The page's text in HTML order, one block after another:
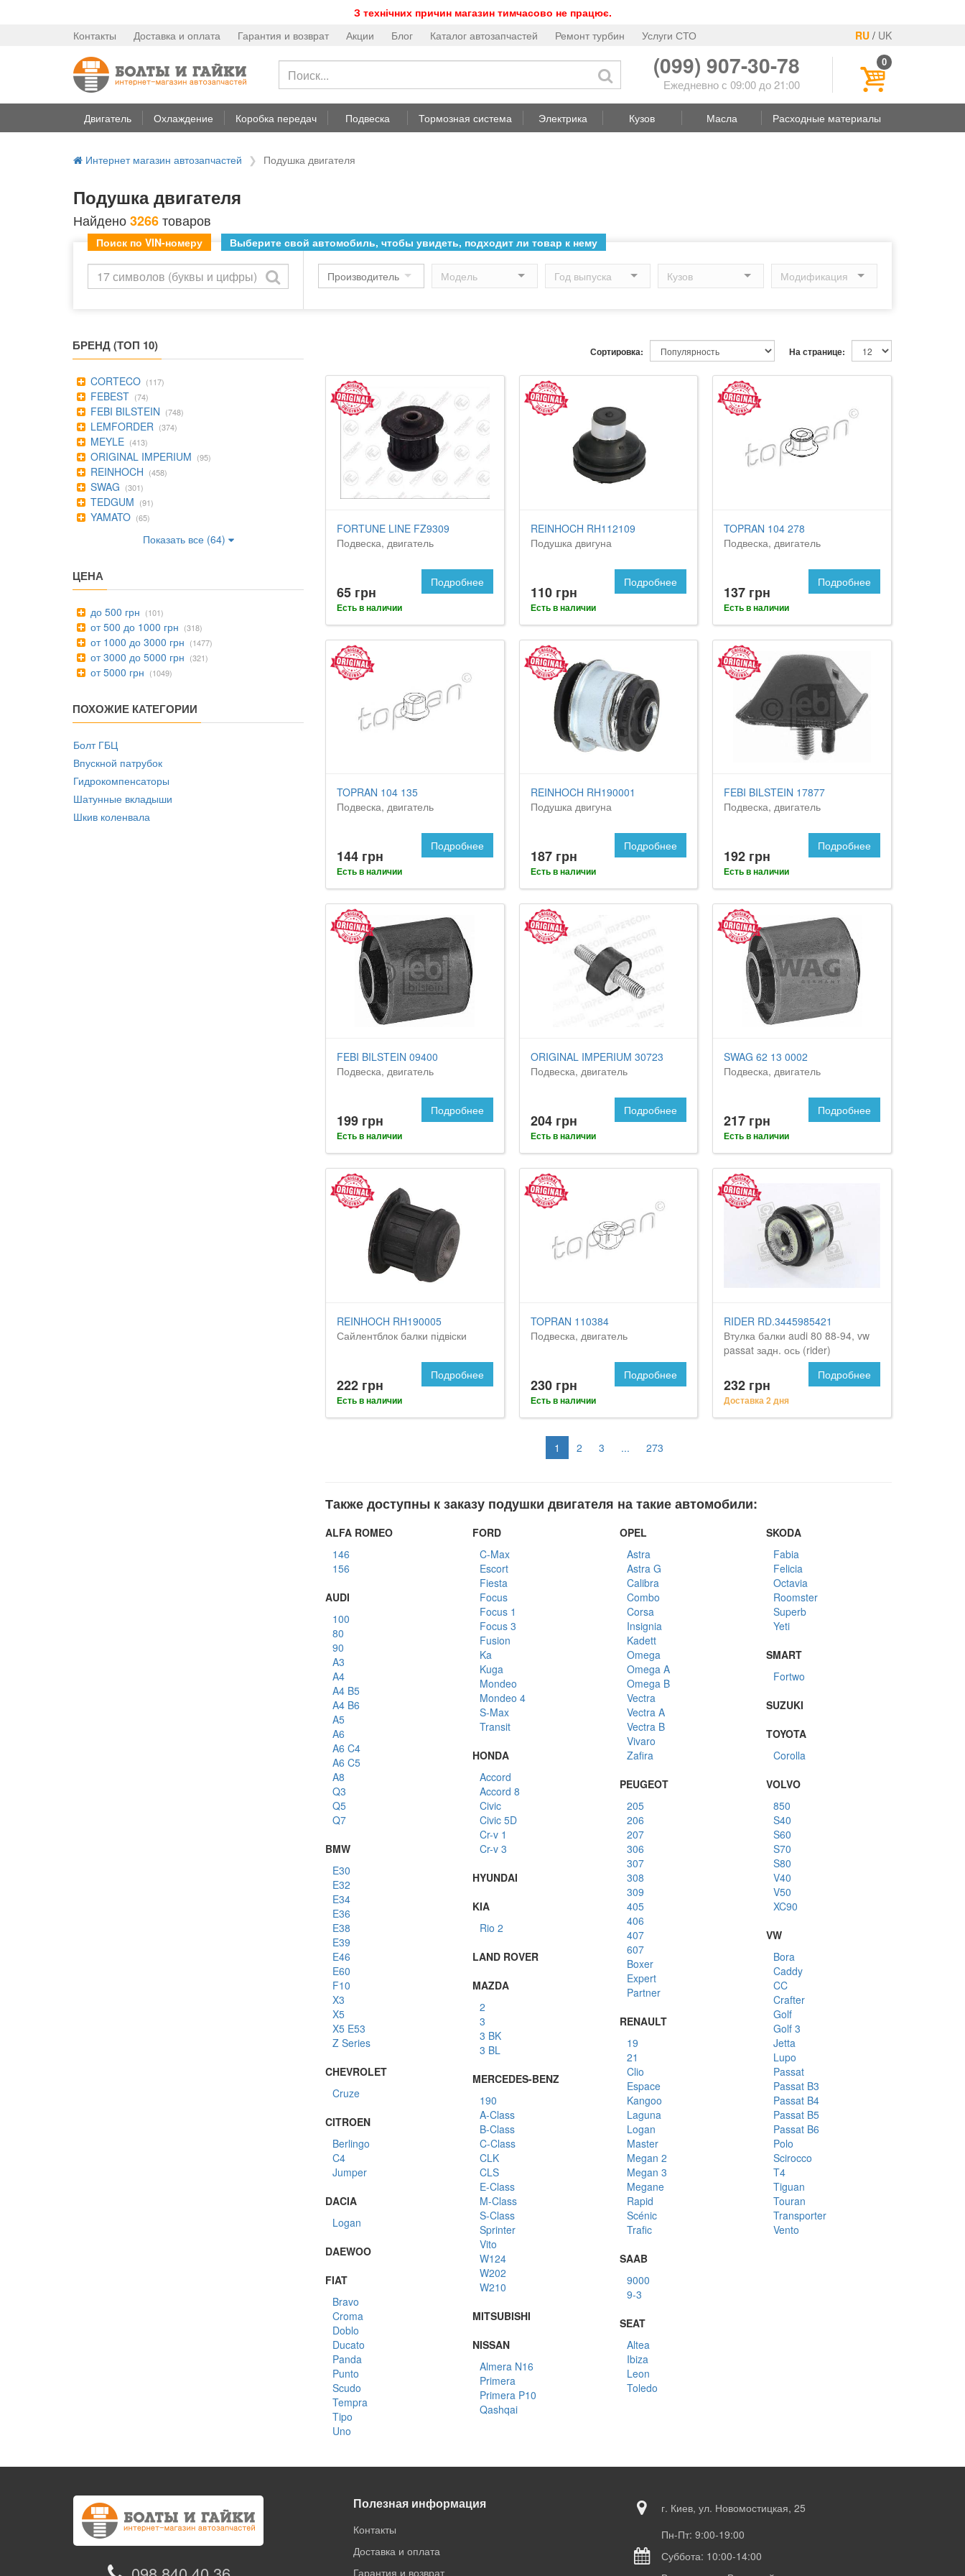
З технічних причин магазин тимчасово не працює.
RU / UK
Контакты Доставка и оплата Гарантия и возврат Акции Блог Каталог автозапчастей Ремонт турбин Услуги СТО
(099) 907-30-78
Ежедневно с 09:00 до 21:00
0
Двигатель Охлаждение Коробка передач Подвеска Тормозная система Электрика Кузов Масла Расходные материалы
Интернет магазин автозапчастей Подушка двигателя
Подушка двигателя
Найдено3266товаров
Поиск по VIN-номеру Выберите свой автомобиль, чтобы увидеть, подходит ли товар к нему
БРЕНД (ТОП 10)
CORTECO (117)
FEBEST (74)
FEBI BILSTEIN (748)
LEMFORDER (374)
MEYLE (413)
ORIGINAL IMPERIUM (95)
REINHOCH (458)
SWAG (301)
TEDGUM (91)
YAMATO (65)
Показать все (64)
ЦЕНА
до 500 грн (101)
от 500 до 1000 грн (318)
от 1000 до 3000 грн (1477)
от 3000 до 5000 грн (321)
от 5000 грн (1049)
ПОХОЖИЕ КАТЕГОРИИ
Болт ГБЦ
Впускной патрубок
Гидрокомпенсаторы
Шатунные вкладыши
Шкив коленвала
На странице:
Сортировка:
FORTUNE LINE FZ9309
Подвеска, двигатель
65 грн
Есть в наличии
Подробнее
REINHOCH RH112109
Подушка двигуна
110 грн
Есть в наличии
Подробнее
TOPRAN 104 278
Подвеска, двигатель
137 грн
Есть в наличии
Подробнее
TOPRAN 104 135
Подвеска, двигатель
144 грн
Есть в наличии
Подробнее
REINHOCH RH190001
Подушка двигуна
187 грн
Есть в наличии
Подробнее
FEBI BILSTEIN 17877
Подвеска, двигатель
192 грн
Есть в наличии
Подробнее
FEBI BILSTEIN 09400
Подвеска, двигатель
199 грн
Есть в наличии
Подробнее
ORIGINAL IMPERIUM 30723
Подвеска, двигатель
204 грн
Есть в наличии
Подробнее
SWAG 62 13 0002
Подвеска, двигатель
217 грн
Есть в наличии
Подробнее
REINHOCH RH190005
Сайлентблок балки підвіски
222 грн
Есть в наличии
Подробнее
TOPRAN 110384
Подвеска, двигатель
230 грн
Есть в наличии
Подробнее
RIDER RD.3445985421
Втулка балки audi 80 88-94, vw
passat задн. ось (rider)
232 грн
Доставка 2 дня
Подробнее
1 2 3 ... 273
Также доступны к заказу подушки двигателя на такие автомобили:
ALFA ROMEO
146
156
AUDI
100
80
90
A3
A4
A4 B5
A4 B6
A5
A6
A6 C4
A6 C5
A8
Q3
Q5
Q7
BMW
E30
E32
E34
E36
E38
E39
E46
E60
F10
X3
X5
X5 E53
Z Series
CHEVROLET
Cruze
CITROEN
Berlingo
C4
Jumper
DACIA
Logan
DAEWOO
FIAT
Bravo
Croma
Doblo
Ducato
Panda
Punto
Scudo
Tempra
Tipo
Uno
FORD
C-Max
Escort
Fiesta
Focus
Focus 1
Focus 3
Fusion
Ka
Kuga
Mondeo
Mondeo 4
S-Max
Transit
HONDA
Accord
Accord 8
Civic
Civic 5D
Cr-v 1
Cr-v 3
HYUNDAI
KIA
Rio 2
LAND ROVER
MAZDA
2
3
3 BK
3 BL
MERCEDES-BENZ
190
A-Class
B-Class
C-Class
CLK
CLS
E-Class
M-Class
S-Class
Sprinter
Vito
W124
W202
W210
MITSUBISHI
NISSAN
Almera N16
Primera
Primera P10
Qashqai
OPEL
Astra
Astra G
Calibra
Combo
Corsa
Insignia
Kadett
Omega
Omega A
Omega B
Vectra
Vectra A
Vectra B
Vivaro
Zafira
PEUGEOT
205
206
207
306
307
308
309
405
406
407
607
Boxer
Expert
Partner
RENAULT
19
21
Clio
Espace
Kangoo
Laguna
Logan
Master
Megan 2
Megan 3
Megane
Rapid
Scénic
Trafic
SAAB
9000
9-3
SEAT
Altea
Ibiza
Leon
Toledo
SKODA
Fabia
Felicia
Octavia
Roomster
Superb
Yeti
SMART
Fortwo
SUZUKI
TOYOTA
Corolla
VOLVO
850
S40
S60
S70
S80
V40
V50
XC90
VW
Bora
Caddy
CC
Crafter
Golf
Golf 3
Jetta
Lupo
Passat
Passat B3
Passat B4
Passat B5
Passat B6
Polo
Scirocco
T4
Tiguan
Touran
Transporter
Vento
Полезная информация
Контакты
Доставка и оплата
Гарантия и возврат
г. Киев, ул. Новомостицкая, 25
Пн-Пт: 9:00-19:00
Суббота: 10:00-14:00